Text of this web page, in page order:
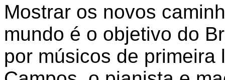
Mostrar os novos
mundo é o objetivo do
por músicos de